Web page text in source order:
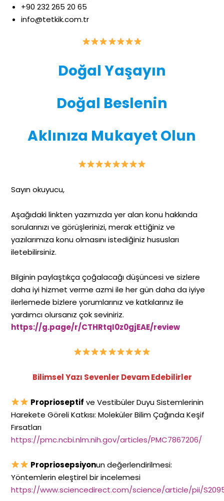
+90 232 265 20 65
info@tetkik.com.tr
Doğal Yaşayın
Doğal Beslenin
Aklınıza Mukayet Olun
Sayın okuyucu,
Aşağıdaki linkten yazımızda yer alan konu hakkında
sorularınızı ve görüşlerinizi, merak ettiğiniz ve
yazılarımıza konu olmasını istediğiniz hususları
iletebilirsiniz.
Bilginin paylaştıkça çoğalacağı düşüncesi ve sizlere
daha iyi hizmet verme azmi ile her gün daha da iyiye
ilerlemede bizlere yorumlarınız ve katkılarınız ile
yardımcı olursanız çok seviniriz.
https://g.page/r/CTHRtqI0z0gjEAE/review
Bilimsel Yazı Sevenler Devam Edebilirler
Proprioseptif ve Vestibüler Duyu Sistemlerinin
Harekete Göreli Katkısı: Moleküler Bilim Çağında Keşif
Fırsatları
https://pmc.ncbi.nlm.nih.gov/articles/PMC7867206/
Propriosepsiyonun değerlendirilmesi:
Yöntemlerin eleştirel bir incelemesi
https://www.sciencedirect.com/science/article/pii/